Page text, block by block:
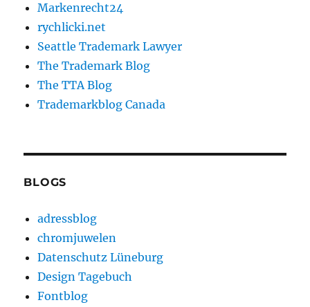
Markenrecht24
rychlicki.net
Seattle Trademark Lawyer
The Trademark Blog
The TTA Blog
Trademarkblog Canada
BLOGS
adressblog
chromjuwelen
Datenschutz Lüneburg
Design Tagebuch
Fontblog